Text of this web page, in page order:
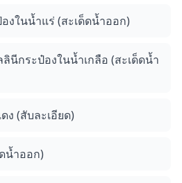
งในน้ำแร่ (สะเด็ดน้ำออก)
นีกระป๋องในน้ำเกลือ (สะเด็ดน้ำ
(สับละเอียด)
น้ำออก)